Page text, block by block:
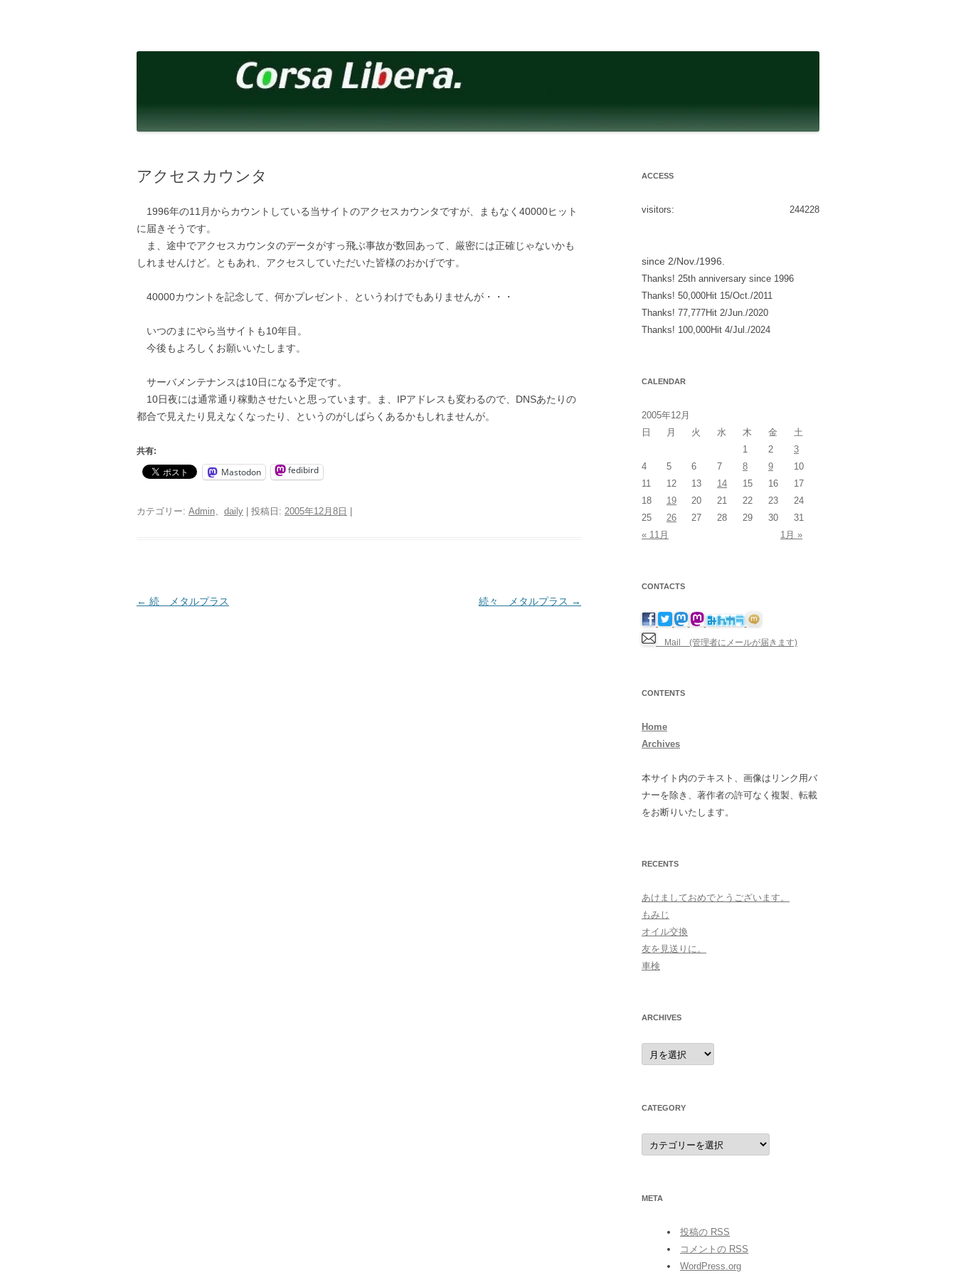
へ
アクセスカウンタ
1996年の11月からカウントしている当サイトのアクセスカウンタですが、まもなく40000ヒット
に届きそうです。
ま、途中でアクセスカウンタのデータがすっ飛ぶ事故が数回あって、厳密には正確じゃないかも
しれませんけど。ともあれ、アクセスしていただいた皆様のおかげです。
40000カウントを記念して、何かプレゼント、というわけでもありませんが・・・
いつのまにやら当サイトも10年目。
今後もよろしくお願いいたします。
サーバメンテナンスは10日になる予定です。
10日夜には通常通り稼動させたいと思っています。ま、IPアドレスも変わるので、DNSあたりの
都合で見えたり見えなくなったり、というのがしばらくあるかもしれませんが。
共有:
Mastodon fedibird
カテゴリー: Admin daily | 投稿日: 2005年12月8日 |
投
← 続 メタルプラス 続々 メタルプラス →
ACCESS
244228
visitors:
since 2/Nov./1996.
Thanks! 25th anniversary since 1996
Thanks! 50,000Hit 15/Oct./2011
Thanks! 77,777Hit 2/Jun./2020
Thanks! 100,000Hit 4/Jul./2024
CALENDAR
2005年12月
日
月 火 水 木 金
土
1
2
3
4
5 6 7 8 9
10
11
12 13 14 15 16
17
18
19 20 21 22 23
24
25
26 27 28 29 30
31
« 11月
1月 »
CONTACTS
Mail (管理者にメールが届きます)
CONTENTS
Home
Archives
本サイト内のテキスト、画像はリンク用バ
ナーを除き、著作者の許可なく複製、転載
をお断りいたします。
RECENTS
あけましておめでとうございます。
もみじ
オイル交換
友を見送りに。
車検
ARCHIVES
archives
CATEGORY
category
META
投稿の RSS
コメントの RSS
WordPress.org